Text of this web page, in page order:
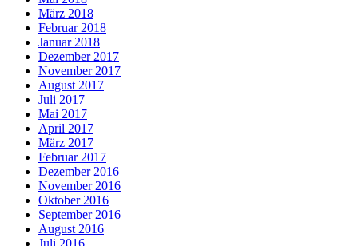
März 2018
Februar 2018
Januar 2018
Dezember 2017
November 2017
August 2017
Juli 2017
Mai 2017
April 2017
März 2017
Februar 2017
Dezember 2016
November 2016
Oktober 2016
September 2016
August 2016